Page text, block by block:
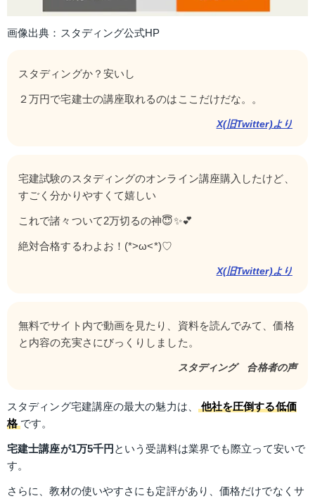
画像出典：スタディング公式HP
スタディングか？安いし
２万円で宅建士の講座取れるのはここだけだな。。
X(旧Twitter)より
宅建試験のスタディングのオンライン講座購入したけど、
すごく分かりやすくて嬉しい
これで諸々ついて2万切るの神😇✨💕
絶対合格するわよお！(*>ω<*)♡
X(旧Twitter)より
無料でサイト内で動画を見たり、資料を読んでみて、価格
と内容の充実さにびっくりしました。
スタディング　合格者の声
スタディング宅建講座の最大の魅力は、
他社を圧倒する低価
格 です。
宅建士講座が1万5千円 という受講料は業界でも際立って安いで
す。
さらに、教材の使いやすさにも定評があり、価格だけでなくサ